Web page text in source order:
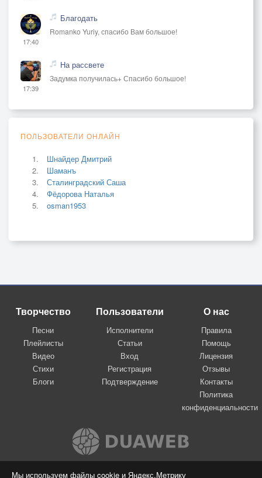
Мы используем файлы cookie и Яндекс.Метрику
17:40
Благодать
Romanko Yuriy, спасибо Вам большое!
17:39
На рассвете
Задумка получилась+ Спасибо большое!
ПОЛЬЗОВАТЕЛИ ОНЛАЙН
Шнайдер Дмитрий
Шаманъ
Сталинградский Саша
Фёдорова Наталья
osman1953
Творчество
Песни
Плейлисты
Видео
Стихи
Блоги
Пользователи
Исполнители
Статьи
Вход
Регистрация
Подтверждение
О нас
Правила
Помощь
Лицензия
Отзывы
Контакты
Политика
конфиденциальности
Вконтакте